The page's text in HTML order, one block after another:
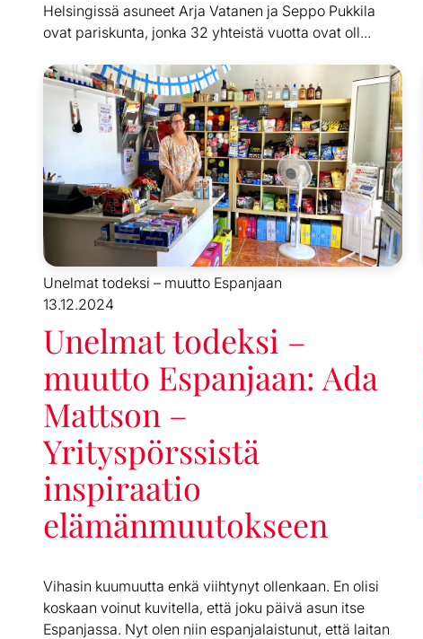
Helsingissä asuneet Arja Vatanen ja Seppo Pukkila
ovat pariskunta, jonka 32 yhteistä vuotta ovat oll...
Unelmat todeksi – muutto Espanjaan
13.12.2024
Unelmat todeksi –
muutto Espanjaan: Ada
Mattson –
Yrityspörssistä
inspiraatio
elämänmuutokseen
Vihasin kuumuutta enkä viihtynyt ollenkaan. En olisi
koskaan voinut kuvitella, että joku päivä asun itse
Espanjassa. Nyt olen niin espanjalaistunut, että laitan